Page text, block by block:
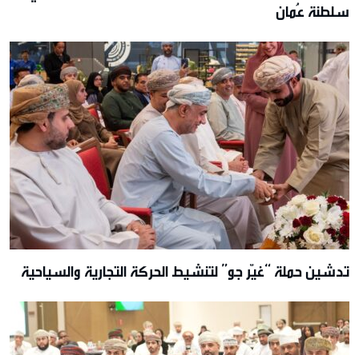
سلطنة عُمان
تدشين حملة “غيّر جو” لتنشيط الحركة التجارية والسياحية